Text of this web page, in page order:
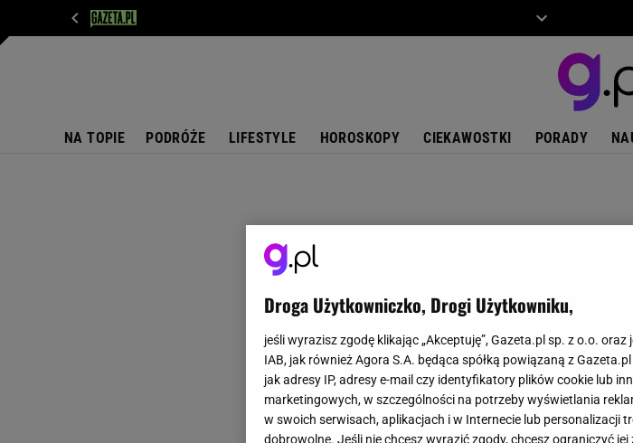
NA TOPIE PODRÓŻE LIFESTYLE HOROSKOPY CIEKAWOSTKI PORADY
Droga Użytkowniczko, Drogi Użytkowniku,
jeśli wyrazisz zgodę klikając „Akceptuję”, Gazeta.pl sp. z o.o.
IAB, jak również Agora S.A. będąca spółką powiązaną z
jak adresy IP, adresy e-mail czy identyfikatory plików cookie lub
marketingowych, w szczególności na potrzeby wyświetlania
w swoich serwisach, aplikacjach i w Internecie lub personalizacji
dobrowolne. Jeśli nie chcesz wyrazić zgody, chcesz ograniczyć